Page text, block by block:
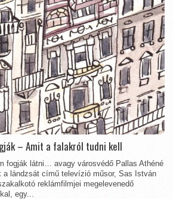
– Amit a falakról tudni kell
fogják látni… avagy városvédő Pallas Athéné
a lándzsát című televízió műsor, Sas István
reklámfilmjei megelevenedő
egy...